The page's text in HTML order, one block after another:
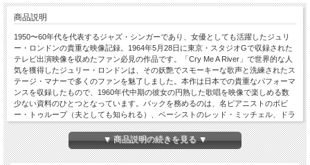
商品説明
1950〜60年代を代表するジャズ・シンガーであり、女優としても活躍したジュリ
ー・ロンドンの貴重な映像記録。1964年5月28日に東京・スタジオGで収録された
テレビ出演映像を収めたファン必見の作品です。「Cry Me A River」で世界的な人
気を獲得したジュリー・ロンドンは、その妖艶でスモーキーな歌声と洗練されたス
テージ・マナーで多くのファンを魅了しました。本作は日本での貴重なパフォーマ
ンスを収録したもので、1960年代中期の彼女の円熟した歌唱を映像で楽しめる数
少ない資料のひとつとなっています。バックを務めるのは、名ピアニストのボビ
ー・トゥループ（夫としても知られる）、ベーシストのレッド・ミッチェル、ドラ
マーのメル・ルイスという実力派ミュージシャンたち。シンプルながら洗練された
アンサンブルが、ジュリーの魅力を最大限に引き立てています。ジャズ・スタンダ
ードから洗練されたポップ・ナンバーまで、彼女ならではの気品と色気に満ちたス
テージを堪能できる貴重映像です。ジュリー・ロンドンの魅惑的な歌声と洗練され
▼ 商品説明の続きを見る ▼